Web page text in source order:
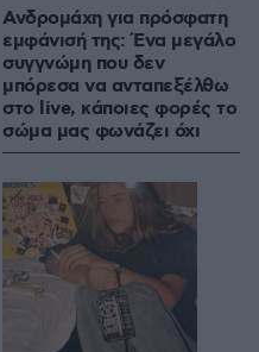
Ανδρομάχη για πρόσφατη
εμφάνισή της: Ένα μεγάλο
συγγνώμη που δεν
μπόρεσα να ανταπεξέλθω
στο live, κάποιες φορές το
σώμα μας φωνάζει όχι